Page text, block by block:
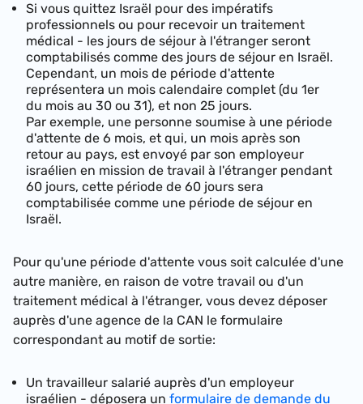
Si vous quittez Israël pour des impératifs
professionnels ou pour recevoir un traitement
médical - les jours de séjour à l'étranger seront
comptabilisés comme des jours de séjour en Israël.
Cependant, un mois de période d'attente
représentera un mois calendaire complet (du 1er
du mois au 30 ou 31), et non 25 jours.
Par exemple, une personne soumise à une période
d'attente de 6 mois, et qui, un mois après son
retour au pays, est envoyé par son employeur
israélien en mission de travail à l'étranger pendant
60 jours, cette période de 60 jours sera
comptabilisée comme une période de séjour en
Israël.
Pour qu'une période d'attente vous soit calculée d'une
autre manière, en raison de votre travail ou d'un
traitement médical à l'étranger, vous devez déposer
auprès d'une agence de la CAN le formulaire
correspondant au motif de sortie:
Un travailleur salarié auprès d'un employeur
israélien - déposera un formulaire de demande du